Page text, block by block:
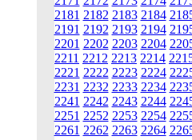
2181 2182 2183 2184
2191 2192 2193 2194
2201 2202 2203 2204
2211 2212 2213 2214
2221 2222 2223 2224
2231 2232 2233 2234
2241 2242 2243 2244
2251 2252 2253 2254
2261 2262 2263 2264